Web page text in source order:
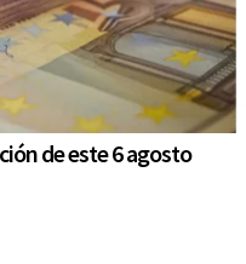
de este 6 agosto